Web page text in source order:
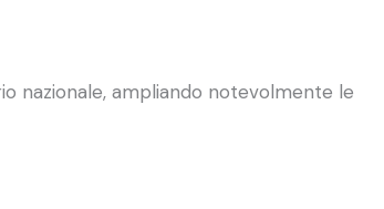
nazionale, ampliando notevolmente le